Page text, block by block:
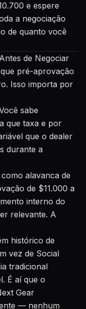
e espere
a negociação
de quanto você
de Negociar
pré-aprovação
Isso importa por
sabe
que taxa e por
que o dealer
durante a
alavanca de
de $11.000 a
interno do
relevante. A
histórico de
vez de Social
tradicional
É aí que o
Gear
— nenhum